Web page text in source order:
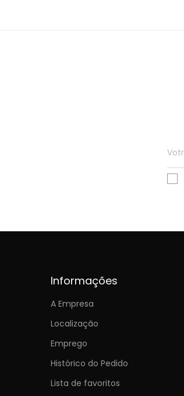
Informações
A Empresa
Localização
Emprego
Histórico do Pedido
Lista de favoritos